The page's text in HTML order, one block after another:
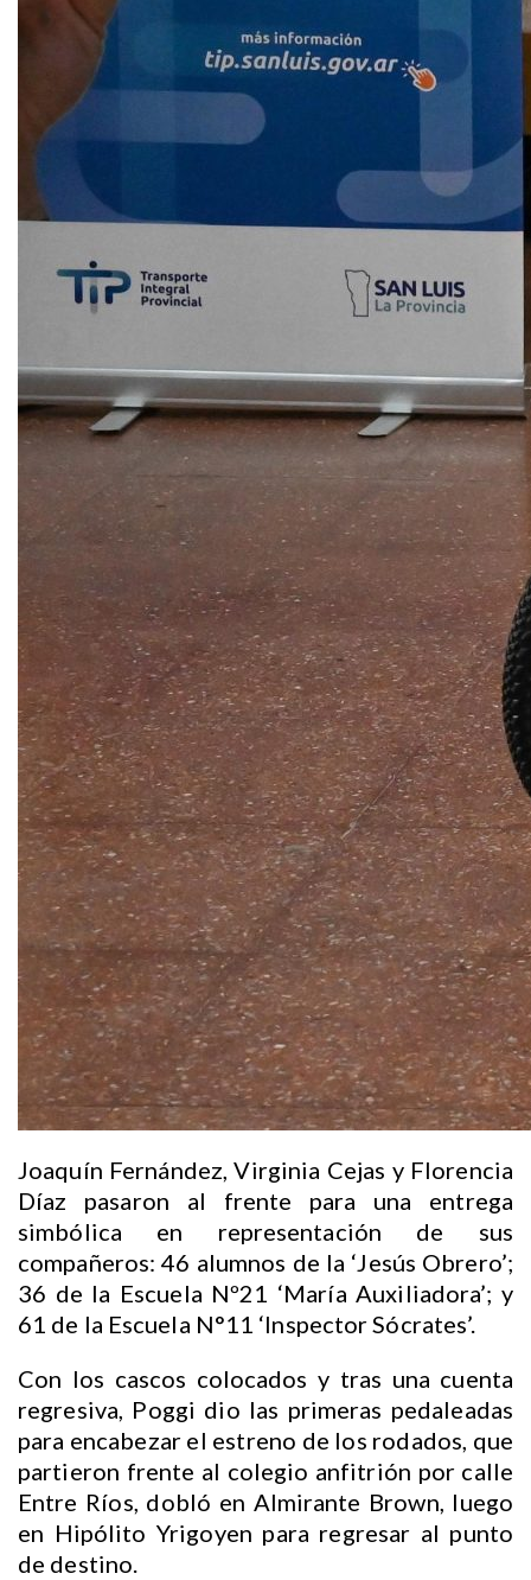
Joaquín Fernández, Virginia Cejas y Florencia
Díaz pasaron al frente para una entrega
simbólica en representación de sus
compañeros: 46 alumnos de la ‘Jesús Obrero’;
36 de la Escuela Nº21 ‘María Auxiliadora’; y
61 de la Escuela N°11 ‘Inspector Sócrates’.
Con los cascos colocados y tras una cuenta
regresiva, Poggi dio las primeras pedaleadas
para encabezar el estreno de los rodados, que
partieron frente al colegio anfitrión por calle
Entre Ríos, dobló en Almirante Brown, luego
en Hipólito Yrigoyen para regresar al punto
de destino.